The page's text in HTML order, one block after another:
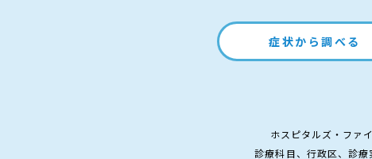
症状から調べる
ホスピタルズ・ファ
診療科目、行政区、診療